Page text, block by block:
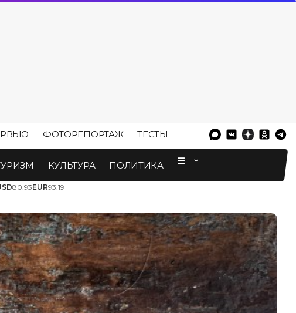
ФОТОРЕПОРТАЖ ТЕСТЫ
КУЛЬТУРА ПОЛИТИКА
80.93EUR93.19